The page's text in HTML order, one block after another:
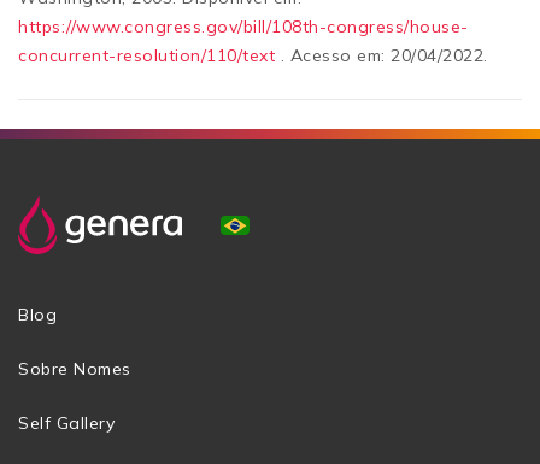
https://www.congress.gov/bill/108th-congress/house-
concurrent-resolution/110/text . Acesso em: 20/04/2022.
Blog
Sobre Nomes
Self Gallery